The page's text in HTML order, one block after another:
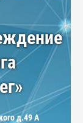
д.49 А